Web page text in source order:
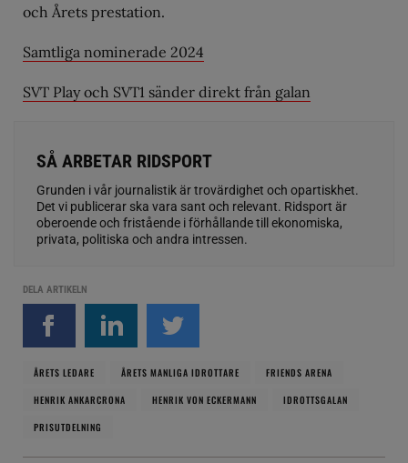
och Årets prestation.
Samtliga nominerade 2024
SVT Play och SVT1 sänder direkt från galan
SÅ ARBETAR RIDSPORT
Grunden i vår journalistik är trovärdighet och opartiskhet.
Det vi publicerar ska vara sant och relevant. Ridsport är
oberoende och fristående i förhållande till ekonomiska,
privata, politiska och andra intressen.
DELA ARTIKELN
ÅRETS LEDARE ÅRETS MANLIGA IDROTTARE
FRIENDS ARENA
HENRIK ANKARCRONA
HENRIK VON ECKERMANN
IDROTTSGALAN
PRISUTDELNING